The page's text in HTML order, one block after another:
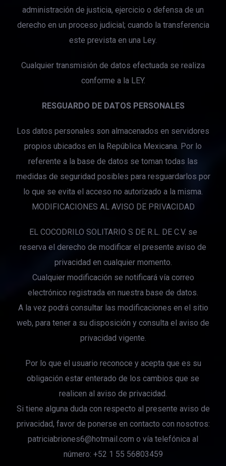
administración de justicia, ejercicio o defensa de un
derecho en un proceso judicial; cuando la transferencia
este prevista en una Ley.
Cualquier transmisión de datos efectuada se realiza
conforme a la LEY.
RESGUARDO DE DATOS PERSONALES
Los datos personales son almacenados en servidores
propios ubicados en la República Mexicana. Por lo
referente a la base de datos se toman todas las
medidas de seguridad posibles para resguardarlos por
lo que se evita el acceso no autorizado a la misma.
MODIFICACIONES AL AVISO DE PRIVACIDAD
EL COCODRILO SOLITARIO S DE R.L. DE C.V. se
reserva el derecho de modificar el presente aviso de
privacidad en cualquier momento.
Cualquier modificación se notificará vía correo
electrónico registrada en nuestra base de datos.
A la vez podrá consultar las modificaciones en el sitio
web, para tener a su disposición y consulta el aviso de
privacidad vigente.
Por lo que el usuario reconoce y acepta que es su
obligación estar enterado de los cambios que se
realicen al aviso de privacidad.
Si tiene alguna duda con respecto al presente aviso de
privacidad, favor de ponerse en contacto con nosotros:
patriciabriones6@hotmail.com o vía telefónica al
número: +52 1 55 56803459